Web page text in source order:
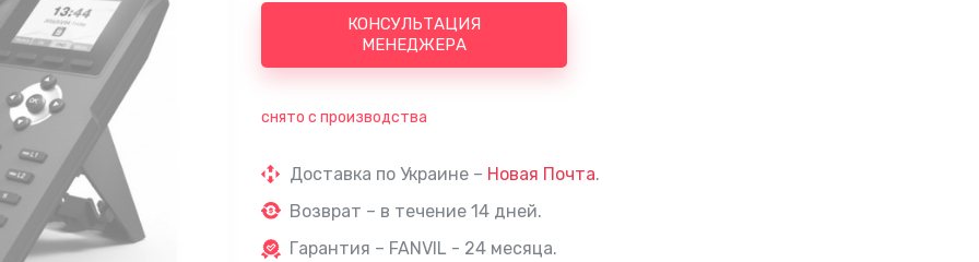
КОНСУЛЬТАЦИЯ
МЕНЕДЖЕРА
снято с производства
Доставка по Украине – Новая Почта.
Возврат – в течение 14 дней.
Гарантия – FANVIL - 24 месяца.